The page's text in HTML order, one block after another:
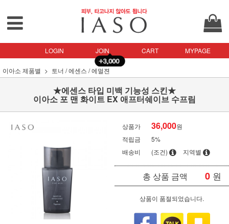
LOGIN JOIN CART MYPAGE
이아소 제품별 토너 / 에센스 / 에멀젼
★에센스 타입 미백 기능성 스킨★
이아소 포 맨 화이트 EX 애프터쉐이브 수프림
상품가 36,000원
적립금
5%
배송비
(조건) 지역별
총 상품 금액 0 원
상품이 품절되었습니다.